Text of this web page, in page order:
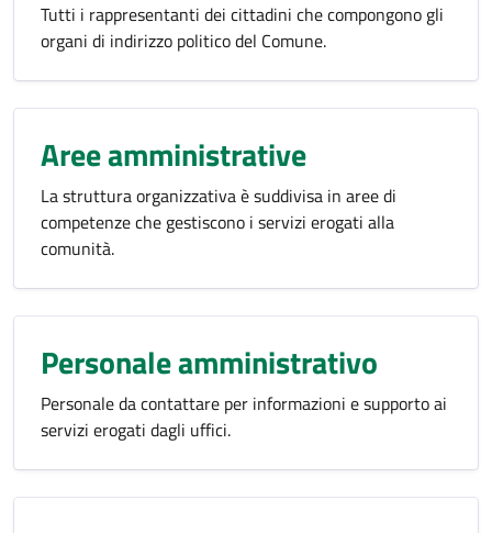
Tutti i rappresentanti dei cittadini che compongono gli
organi di indirizzo politico del Comune.
Aree amministrative
La struttura organizzativa è suddivisa in aree di
competenze che gestiscono i servizi erogati alla
comunità.
Personale amministrativo
Personale da contattare per informazioni e supporto ai
servizi erogati dagli uffici.